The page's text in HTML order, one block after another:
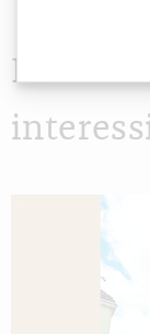
Das